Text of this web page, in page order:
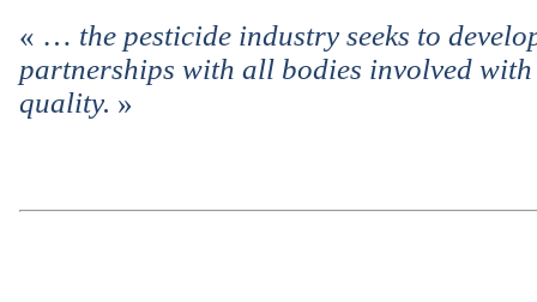
« … the pesticide industry seeks to
partnerships with all bodies involved
quality. »